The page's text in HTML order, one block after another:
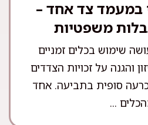
במעמד צד אחד –
משפטיות
שימוש בכלים זמניים
והגנה על זכויות הצדדים
סופית בתביעה. אחד
...